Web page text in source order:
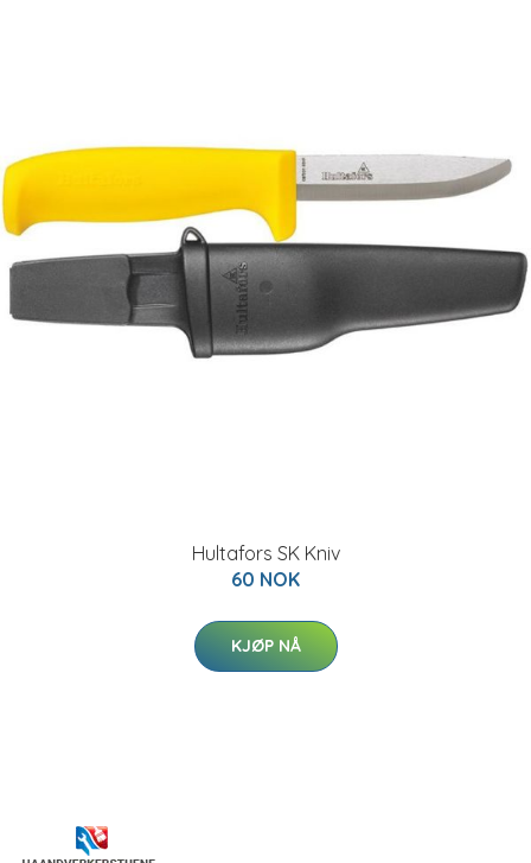
Hultafors SK Kniv
60 NOK
KJØP NÅ